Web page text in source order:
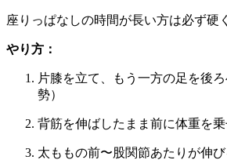
座りっぱなしの時間が長い方は必ず硬
やり方：
片膝を立て、もう一方の足を後
勢）
背筋を伸ばしたまま前に体重を乗
太ももの前〜股関節あたりが伸